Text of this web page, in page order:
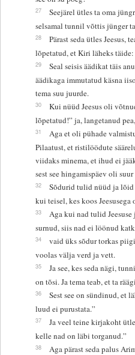
27
Seejärel ütles ta oma
selsamal tunnil võttis jünger
28
Pärast seda ütles Jeesus,
lõpetatud, et Kiri läheks
29
Seal seisis äädikat täis
äädikaga immutatud käsna
tema suu juurde.
30
Kui nüüd Jeesus oli
lõpetatud!” ja, langetanud
31
Aga et oli pühade
Pilaatust, et ristilöödute
viidaks minema, et ihud ei
sest see hingamispäev oli suur
32
Sõdurid tulid nüüd ja lõid
kui teisel, kes koos
33
Aga kui nad tulid
surnud, siis nad ei löönud
34
vaid üks sõdur torkas
voolas välja verd ja vett.
35
Ja see, kes seda nägi,
on tõsi. Ja tema teab, et ta
36
Sest see on sündinud, et
luud ei purustata.”
37
Ja veel teine kirjakoht
kelle nad on läbi torganud.”
38
Aga pärast seda palus